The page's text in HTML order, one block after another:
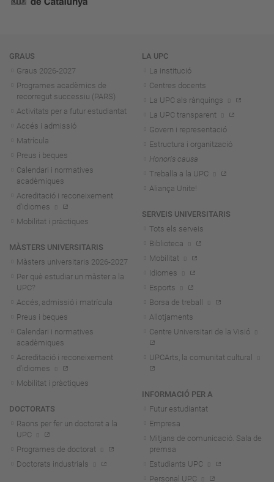
Navegació
GRAUS
Graus 2026-2027
Programes acadèmics de
recorregut successiu (PARS)
Activitats per a futur estudiantat
Accés i admissió
Matrícula
Preus i beques
Calendari i normatives
acadèmiques
Acreditació i reconeixement
d'idiomes
Mobilitat i pràctiques
MÀSTERS UNIVERSITARIS
Màsters universitaris 2026-2027
Per què estudiar un màster a la
UPC?
Accés, admissió i matrícula
Preus i beques
Calendari i normatives
acadèmiques
Acreditació i reconeixement
d'idiomes
Mobilitat i pràctiques
DOCTORATS
Raons per fer un doctorat a la
UPC
Programes de doctorat
Doctorats industrials
LA UPC
La institució
Centres docents
La UPC als rànquings
La UPC transparent
Govern i representació
Estructura i organització
Honoris causa
Treballa a la UPC
Aliança Unite!
SERVEIS UNIVERSITARIS
Tots els serveis
Biblioteca
Mobilitat
Idiomes
Esports
Borsa de treball
Allotjaments
Centre Universitari de la Visió
UPCArts, la comunitat cultural
INFORMACIÓ PER A
Futur estudiantat
Empresa
Mitjans de comunicació. Sala de
premsa
Estudiants UPC
Personal UPC